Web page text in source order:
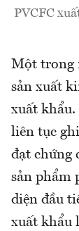
PVCFC
Một trong
sản xuất
xuất khẩu.
liên tục
đạt chứng
sản phẩm
diện đầu
xuất khẩu